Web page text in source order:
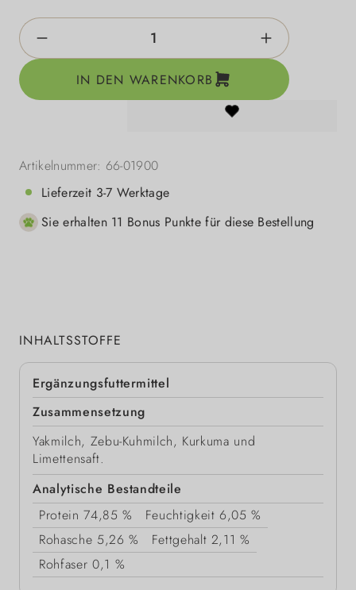
Produkt Anzahl: Gib den gewünschten
IN DEN WARENKORB
Artikelnummer: 66-01900
Lieferzeit 3-7 Werktage
Sie erhalten 11 Bonus Punkte für diese Bestellung
INHALTSSTOFFE
Ergänzungsfuttermittel
Zusammensetzung
Yakmilch, Zebu-Kuhmilch, Kurkuma und
Limettensaft.
Analytische Bestandteile
Protein 74,85 % Feuchtigkeit 6,05 %
Rohasche 5,26 % Fettgehalt 2,11 %
Rohfaser 0,1 %